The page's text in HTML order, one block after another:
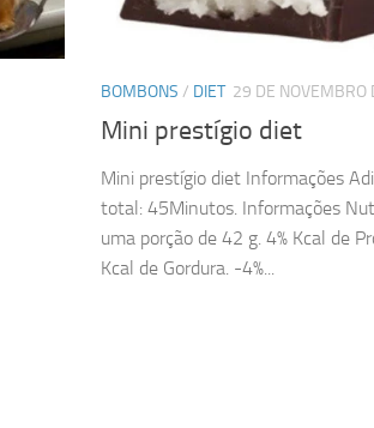
BOMBONS / DIET 29 DE NOVEMBRO
Mini prestígio diet
Mini prestígio diet Informações
total: 45Minutos. Informações
uma porção de 42 g. 4% Kcal de
Kcal de Gordura. -4%...